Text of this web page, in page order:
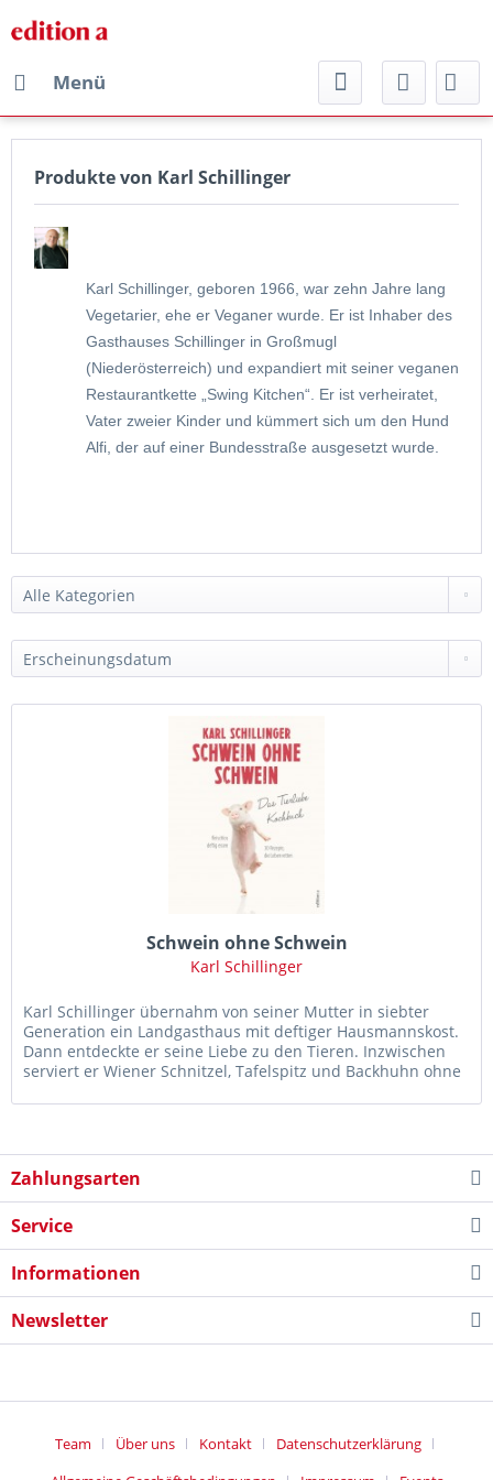
Menü
Produkte von Karl Schillinger
Karl Schillinger, geboren 1966, war zehn Jahre lang
Vegetarier, ehe er Veganer wurde. Er ist Inhaber des
Gasthauses Schillinger in Großmugl
(Niederösterreich) und expandiert mit seiner veganen
Restaurantkette „Swing Kitchen“. Er ist verheiratet,
Vater zweier Kinder und kümmert sich um den Hund
Alfi, der auf einer Bundesstraße ausgesetzt wurde.
Schwein ohne Schwein
Karl Schillinger
Karl Schillinger übernahm von seiner Mutter in siebter
Generation ein Landgasthaus mit deftiger Hausmannskost.
Dann entdeckte er seine Liebe zu den Tieren. Inzwischen
serviert er Wiener Schnitzel, Tafelspitz und Backhuhn ohne
Zahlungsarten
Service
Informationen
Newsletter
Team Über uns Kontakt
Datenschutzerklärung